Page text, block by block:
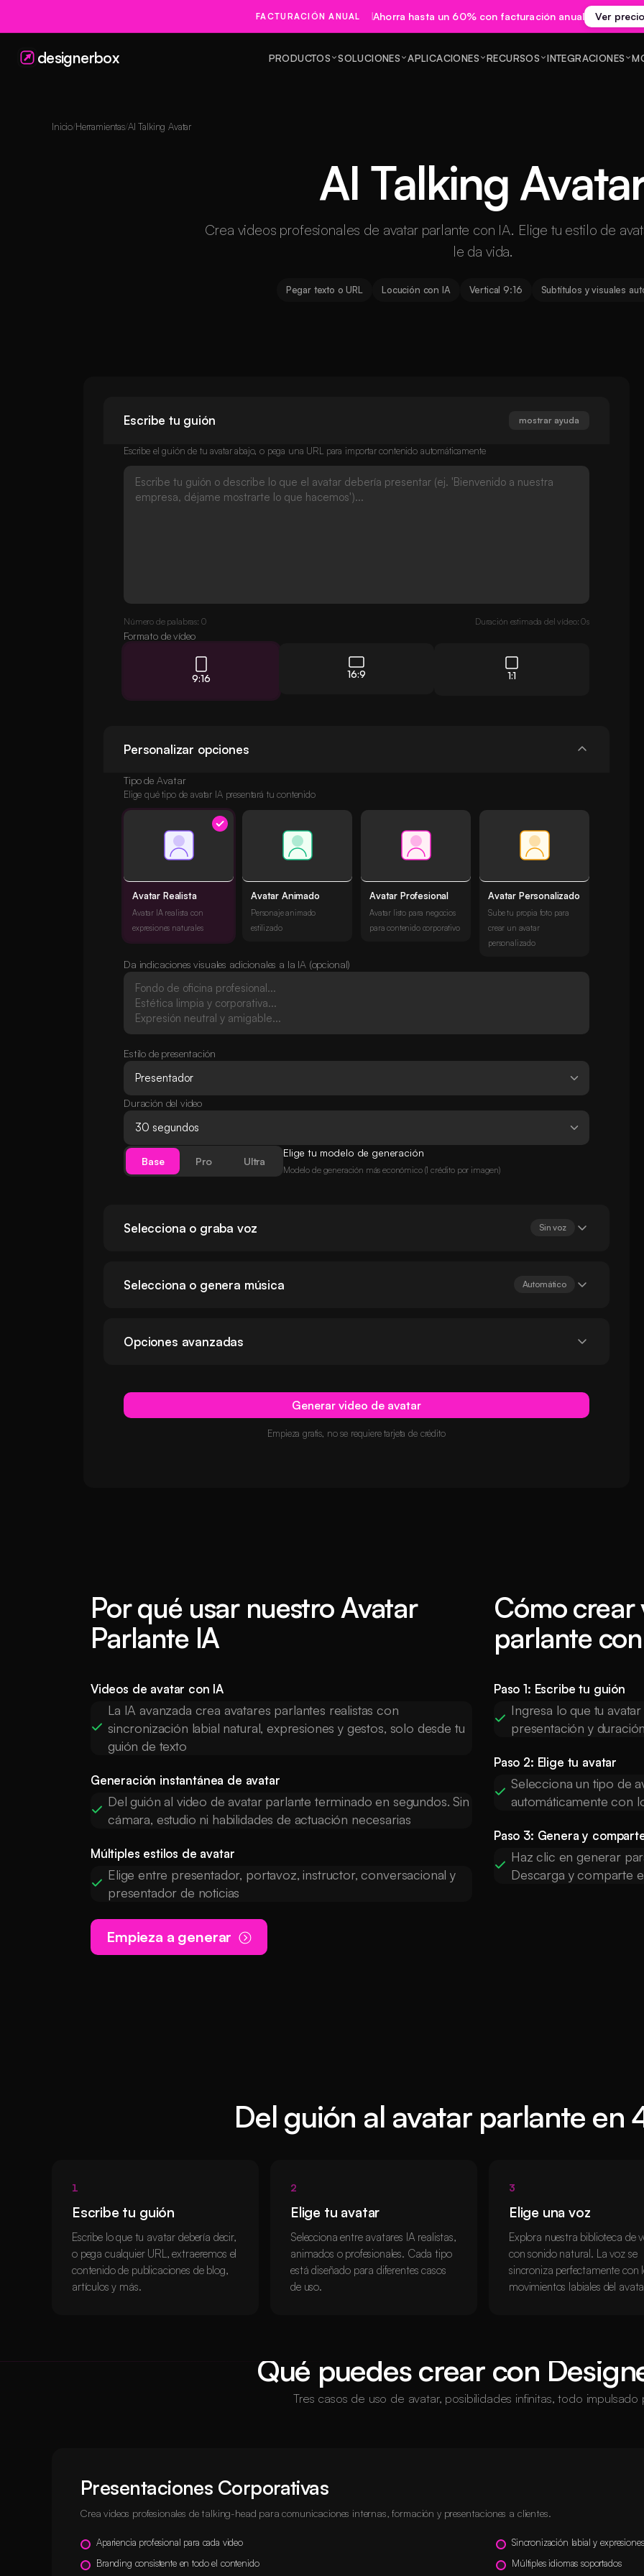
FACTURACIÓN ANUAL Ahorra hasta un 60% con facturación anual Ver
designerbox PRODUCTOS SOLUCIONES APLICACIONES RECURSOS INTEGRACIONES
Inicio Herramientas AI Talking Avatar
AI Talking
Crea videos profesionales de avatar parlante con IA. Elige tu estilo de
le da vida.
Pegar texto o URL Locución con IA Vertical 9:16 Subtítulos y visuales
Escribe tu guión mostrar ayuda
Escribe el guión de tu avatar abajo, o pega una URL para importar contenido automáticamente
Número de palabras: 0 Duración estimada del vídeo: 0s
Formato de vídeo
9:16 16:9 1:1
Personalizar opciones
Tipo de Avatar
Elige qué tipo de avatar IA presentará tu contenido
Avatar Realista
Avatar IA realista con
expresiones naturales
Avatar Animado
Personaje animado
estilizado
Avatar Profesional
Avatar listo para negocios
para contenido corporativo
Avatar Personalizado
Sube tu propia foto para
crear un avatar
personalizado
Da indicaciones visuales adicionales a la IA (opcional)
Estilo de presentación
Duración del video
Base Pro Ultra
Elige tu modelo de generación
Modelo de generación más económico (1 crédito por imagen)
Selecciona o graba voz Sin voz
Selecciona o genera música Automático
Opciones avanzadas
Generar video de avatar
Empieza gratis, no se requiere tarjeta de crédito
Por qué usar nuestro Avatar
Parlante IA
Videos de avatar con IA
La IA avanzada crea avatares parlantes realistas con
sincronización labial natural, expresiones y gestos, solo desde tu
guión de texto
Generación instantánea de avatar
Del guión al video de avatar parlante terminado en segundos. Sin
cámara, estudio ni habilidades de actuación necesarias
Múltiples estilos de avatar
Elige entre presentador, portavoz, instructor, conversacional y
presentador de noticias
Empieza a generar
Cómo crear
parlante
Paso 1: Escribe tu guión
Ingresa lo que tu
presentación y
Paso 2: Elige tu avatar
Selecciona un tipo de
automáticamente con
Paso 3: Genera y
Haz clic en generar
Descarga y comparte
Del guión al avatar parlante en
1
Escribe tu guión
Escribe lo que tu avatar debería decir,
o pega cualquier URL, extraeremos el
contenido de publicaciones de blog,
artículos y más.
2
Elige tu avatar
Selecciona entre avatares IA realistas,
animados o profesionales. Cada tipo
está diseñado para diferentes casos
de uso.
3
Elige una voz
Explora nuestra biblioteca de
con sonido natural. La voz se
sincroniza perfectamente con
movimientos labiales del
Qué puedes crear con
Tres casos de uso de avatar, posibilidades infinitas, todo impulsado
Presentaciones Corporativas
Crea videos profesionales de talking-head para comunicaciones internas, formación y presentaciones a clientes.
Apariencia profesional para cada video
Branding consistente en todo el contenido
Sincronización labial y
Múltiples idiomas soportados